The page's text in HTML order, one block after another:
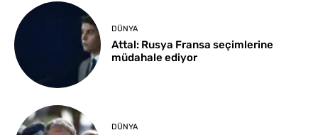
DÜNYA
Attal: Rusya Fransa seçimlerine
müdahale ediyor
DÜNYA